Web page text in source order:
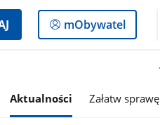
Logowanie
do
mObywatel
Aktualności Załatw sprawę